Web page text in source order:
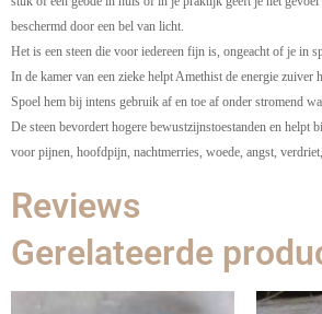
beschermd door een bel van licht.
Het is een steen die voor iedereen fijn is, ongeacht of je in
In de kamer van een zieke helpt Amethist de energie zuiver
Spoel hem bij intens gebruik af en toe af onder stromend
De steen bevordert hogere bewustzijnstoestanden en helpt
voor pijnen, hoofdpijn, nachtmerries, woede, angst,
Reviews
Gerelateerde